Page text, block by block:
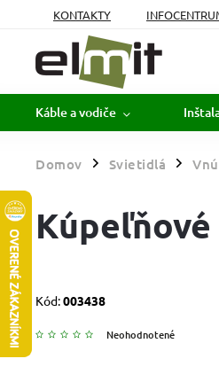
KONTAKTY
MOJA OBJEDNÁVKA
Káble a vodiče
Domov / Svietidlá /
Kód:003438
Neohodnotené